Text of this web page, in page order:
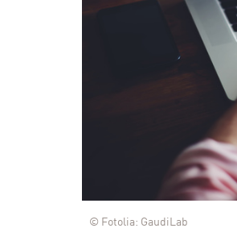
© Fotolia: GaudiLab